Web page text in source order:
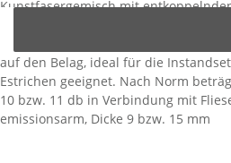
content
Kunstfasergemisch mit
auf den Belag, ideal für die
Estrichen geeignet. Nach Norm
10 bzw. 11 db in Verbindung mit
emissionsarm, Dicke 9 bzw. 15 mm